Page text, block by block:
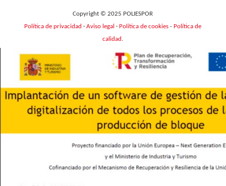
Copyright © 2025 POLIESPOR
Política de privacidad ·Aviso legal · Política de cookies - Política de
calidad .